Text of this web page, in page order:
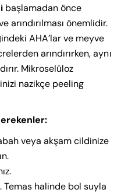
başlamadan önce
arındırılması önemlidir.
AHA’lar ve meyve
arındırırken, aynı
Mikroselüloz
nazikçe peeling
veya akşam cildinize
Temas halinde bol suyla